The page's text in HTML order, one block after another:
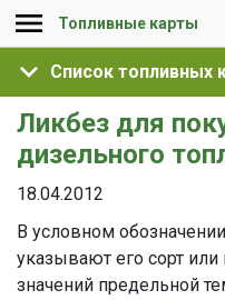
Топливные карты
Список топливных
Ликбез для
дизельного
18.04.2012
В условном
указывают его сорт или
значений предельной